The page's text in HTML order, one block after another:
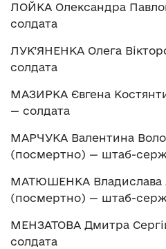
ЛОЙКА Олександра
солдата
ЛУК’ЯНЕНКА Олега
солдата
МАЗИРКА Євгена
— солдата
МАРЧУКА Валентина
(посмертно) — штаб-
МАТЮШЕНКА Владислава
(посмертно) — штаб-
МЕНЗАТОВА Дмитра
солдата